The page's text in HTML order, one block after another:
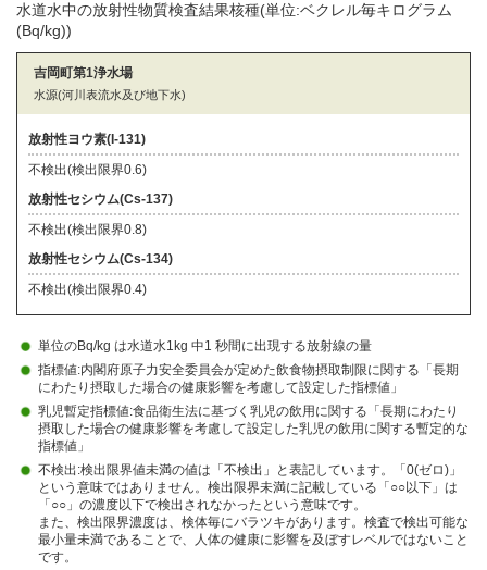
水道水中の放射性物質検査結果核種(単位:ベクレル毎キログラム
(Bq/kg))
吉岡町第1浄水場
水源(河川表流水及び地下水)
放射性ヨウ素(I-131)
不検出(検出限界0.6)
放射性セシウム(Cs-137)
不検出(検出限界0.8)
放射性セシウム(Cs-134)
不検出(検出限界0.4)
単位のBq/kg は水道水1kg 中1 秒間に出現する放射線の量
指標値:内閣府原子力安全委員会が定めた飲食物摂取制限に関する「長期
にわたり摂取した場合の健康影響を考慮して設定した指標値」
乳児暫定指標値:食品衛生法に基づく乳児の飲用に関する「長期にわたり
摂取した場合の健康影響を考慮して設定した乳児の飲用に関する暫定的な
指標値」
不検出:検出限界値未満の値は「不検出」と表記しています。「0(ゼロ)」
という意味ではありません。検出限界未満に記載している「○○以下」は
「○○」の濃度以下で検出されなかったという意味です。
また、検出限界濃度は、検体毎にバラツキがあります。検査で検出可能な
最小量未満であることで、人体の健康に影響を及ぼすレベルではないこと
です。